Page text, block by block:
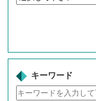
キーワード